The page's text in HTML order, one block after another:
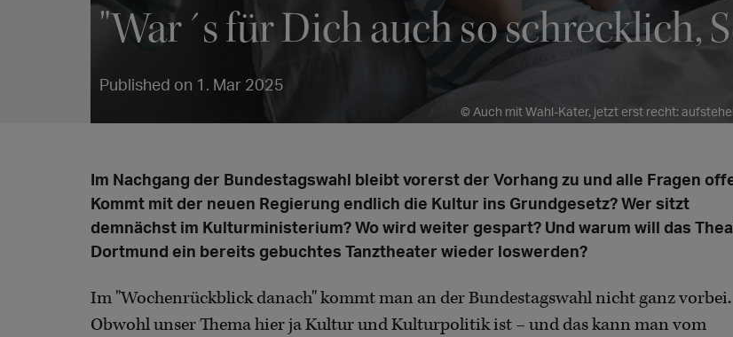
"War´s für Dich auch so schrecklich,
Published on 1. Mar 2025
© Auch mit Wahl-Kater, jetzt erst recht:
Im Nachgang der Bundestagswahl bleibt vorerst der Vorhang zu und alle Fragen
Kommt mit der neuen Regierung endlich die Kultur ins Grundgesetz? Wer sitzt
demnächst im Kulturministerium? Wo wird weiter gespart? Und warum will das
Dortmund ein bereits gebuchtes Tanztheater wieder loswerden?
Im "Wochenrückblick danach" kommt man an der Bundestagswahl nicht ganz vorbei.
Obwohl unser Thema hier ja Kultur und Kulturpolitik ist – und das kann man vom